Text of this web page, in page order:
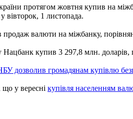
протягом жовтня купив на
вівторок, 1 листопада.
валюти на міжбанку,
Нацбанк купив 3 297,8 млн.
дозволив громадянам купівлю
у вересні купівля населенням